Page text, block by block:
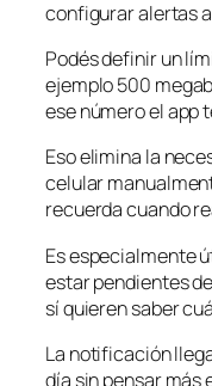
configurar alertas
Podés definir un
ejemplo 500
ese número el app
Eso elimina la
celular
recuerda cuando
Es especialmente
estar pendientes
sí quieren saber
La notificación
día sin pensar más